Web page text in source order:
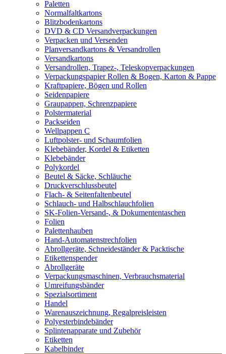
Paletten
Normalfaltkartons
Blitzbodenkartons
DVD & CD Versandverpackungen
Verpacken und Versenden
Planversandkartons & Versandrollen
Versandkartons
Versandrollen, Trapez-, Teleskopverpackungen
Verpackungspapier Rollen & Bogen, Karton & Pappe
Kraftpapiere, Bögen und Rollen
Seidenpapiere
Graupappen, Schrenzpapiere
Polstermaterial
Packseiden
Wellpappen C
Luftpolster- und Schaumfolien
Klebebänder, Kordel & Etiketten
Klebebänder
Polykordel
Beutel & Säcke, Schläuche
Druckverschlussbeutel
Flach- & Seitenfaltenbeutel
Schlauch- und Halbschlauchfolien
SK-Folien-Versand-, & Dokumententaschen
Folien
Palettenhauben
Hand-Automatenstrechfolien
Abrollgeräte, Schneideständer & Packtische
Etikettenspender
Abrollgeräte
Verpackungsmaschinen, Verbrauchsmaterial
Umreifungsbänder
Spezialsortiment
Handel
Warenauszeichnung, Regalpreisleisten
Polyesterbindebänder
Splintenapparate und Zubehör
Etiketten
Kabelbinder